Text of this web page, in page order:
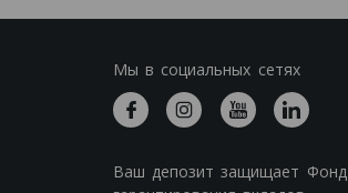
Мы в социальных сетях
Ваш депозит защищает Фонд